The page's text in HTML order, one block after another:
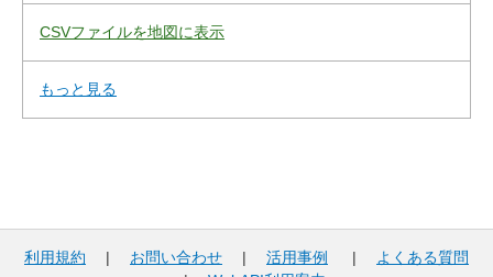
CSVファイルを地図に表示
もっと見る
利用規約 | お問い合わせ | 活用事例 |
よくある質問